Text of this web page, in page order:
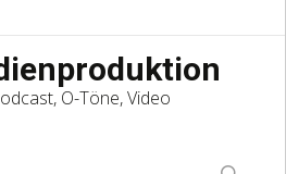
O-Töne, Video
to
Suchen